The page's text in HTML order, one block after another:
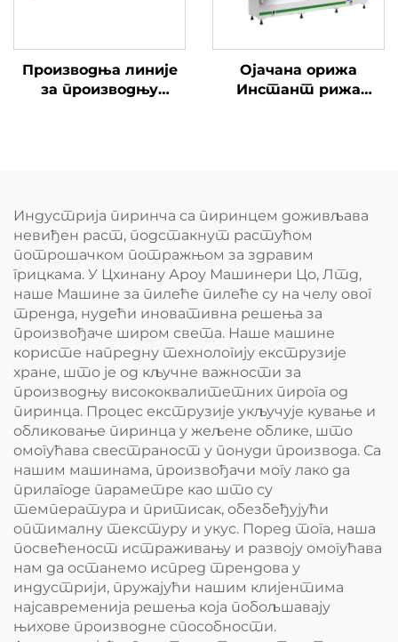
Производња линије
за производњу
Ојачана орижа
Инстант рижа
Индустрија пиринча са пиринцем доживљава
невиђен раст, подстакнут растућом
потрошачком потражњом за здравим
грицкама. У Цхинану Ароу Машинери Цо, Лтд,
наше Машине за пилеће пилеће су на челу овог
тренда, нудећи иновативна решења за
произвођаче широм света. Наше машине
користе напредну технологију екструзије
хране, што је од кључне важности за
производњу висококвалитетних пирога од
пиринца. Процес екструзије укључује кување и
обликовање пиринца у жељене облике, што
омогућава свестраност у понуди производа. Са
нашим машинама, произвођачи могу лако да
прилагоде параметре као што су
температура и притисак, обезбеђујући
оптималну текстуру и укус. Поред тога, наша
посвећеност истраживању и развоју омогућава
нам да останемо испред трендова у
индустрији, пружајући нашим клијентима
најсавременија решења која побољшавају
њихове производне способности.